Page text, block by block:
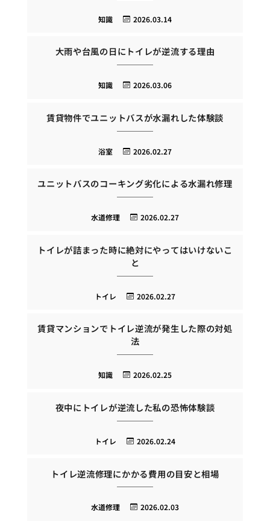
2026.03.14
知識
大雨や台風の日にトイレが逆流する理由
2026.03.06
知識
賃貸物件でユニットバスが水漏れした体験談
2026.02.27
浴室
ユニットバスのコーキング劣化による水漏れ修理
2026.02.27
水道修理
トイレが詰まった時に絶対にやってはいけないこ
と
2026.02.27
トイレ
賃貸マンションでトイレ逆流が発生した際の対処
法
2026.02.25
知識
夜中にトイレが逆流した私の恐怖体験談
2026.02.24
トイレ
トイレ逆流修理にかかる費用の目安と相場
2026.02.03
水道修理